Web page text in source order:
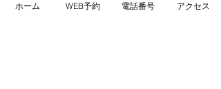
ホーム WEB予約 電話番号 アクセス